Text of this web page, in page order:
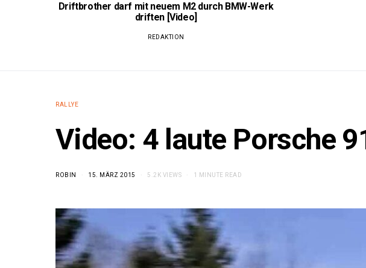
Driftbrother darf mit neuem M2 durch BMW-Werk
driften [Video]
REDAKTION
RALLYE
Video: 4 laute Porsche
ROBIN 15. MÄRZ 2015 5.2K VIEWS 1 MINUTE READ